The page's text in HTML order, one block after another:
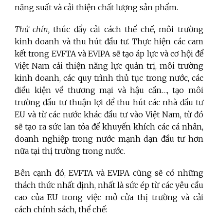
năng suất và cải thiện chất lượng sản phẩm.
Thứ chín,thúc đẩy cải cách thể chế, môi trường
kinh doanh và thu hút đầu tư. Thực hiện các cam
kết trong EVFTA và EVIPA sẽ tạo áp lực và cơ hội để
Việt Nam cải thiện năng lực quản trị, môi trường
kinh doanh, các quy trình thủ tục trong nước, các
điều kiện về thương mại và hậu cần…, tạo môi
trường đầu tư thuận lợi để thu hút các nhà đầu tư
EU và từ các nước khác đầu tư vào Việt Nam, từ đó
sẽ tạo ra sức lan tỏa để khuyến khích các cá nhân,
doanh nghiệp trong nước mạnh dạn đầu tư hơn
nữa tại thị trường trong nước.
Bên cạnh đó, EVFTA và EVIPA cũng sẽ có những
thách thức nhất định, nhất là sức ép từ các yêu cầu
cao của EU trong việc mở cửa thị trường và cải
cách chính sách, thể chế: